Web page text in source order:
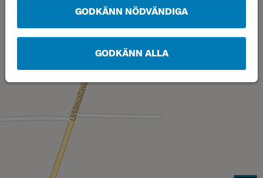
GODKÄNN NÖDVÄNDIGA
GODKÄNN ALLA